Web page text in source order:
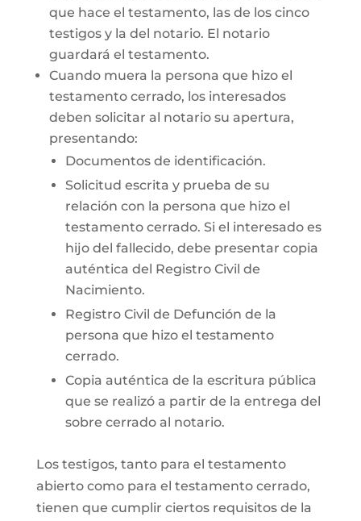
que hace el testamento, las de los cinco
testigos y la del notario. El notario
guardará el testamento.
Cuando muera la persona que hizo el
testamento cerrado, los interesados
deben solicitar al notario su apertura,
presentando:
Documentos de identificación.
Solicitud escrita y prueba de su
relación con la persona que hizo el
testamento cerrado. Si el interesado es
hijo del fallecido, debe presentar copia
auténtica del Registro Civil de
Nacimiento.
Registro Civil de Defunción de la
persona que hizo el testamento
cerrado.
Copia auténtica de la escritura pública
que se realizó a partir de la entrega del
sobre cerrado al notario.
Los testigos, tanto para el testamento
abierto como para el testamento cerrado,
tienen que cumplir ciertos requisitos de la